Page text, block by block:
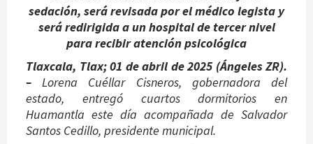
sedación, será revisada por el médico legista y
será redirigida a un hospital de tercer nivel
para recibir atención psicológica
Tlaxcala, Tlax; 01 de abril de 2025 (Ángeles ZR).
– Lorena Cuéllar Cisneros, gobernadora del
estado, entregó cuartos dormitorios en
Huamantla este día acompañada de Salvador
Santos Cedillo, presidente municipal.